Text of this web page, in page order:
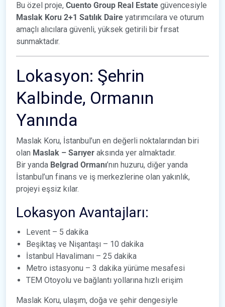
Bu özel proje, Cuento Group Real Estate güvencesiyle
Maslak Koru 2+1 Satılık Daire yatırımcılara ve oturum
amaçlı alıcılara güvenli, yüksek getirili bir fırsat
sunmaktadır.
Lokasyon: Şehrin
Kalbinde, Ormanın
Yanında
Maslak Koru, İstanbul’un en değerli noktalarından biri
olan Maslak – Sarıyer aksında yer almaktadır.
Bir yanda Belgrad Ormanı’nın huzuru, diğer yanda
İstanbul’un finans ve iş merkezlerine olan yakınlık,
projeyi eşsiz kılar.
Lokasyon Avantajları:
Levent – 5 dakika
Beşiktaş ve Nişantaşı – 10 dakika
İstanbul Havalimanı – 25 dakika
Metro istasyonu – 3 dakika yürüme mesafesi
TEM Otoyolu ve bağlantı yollarına hızlı erişim
Maslak Koru, ulaşım, doğa ve şehir dengesiyle